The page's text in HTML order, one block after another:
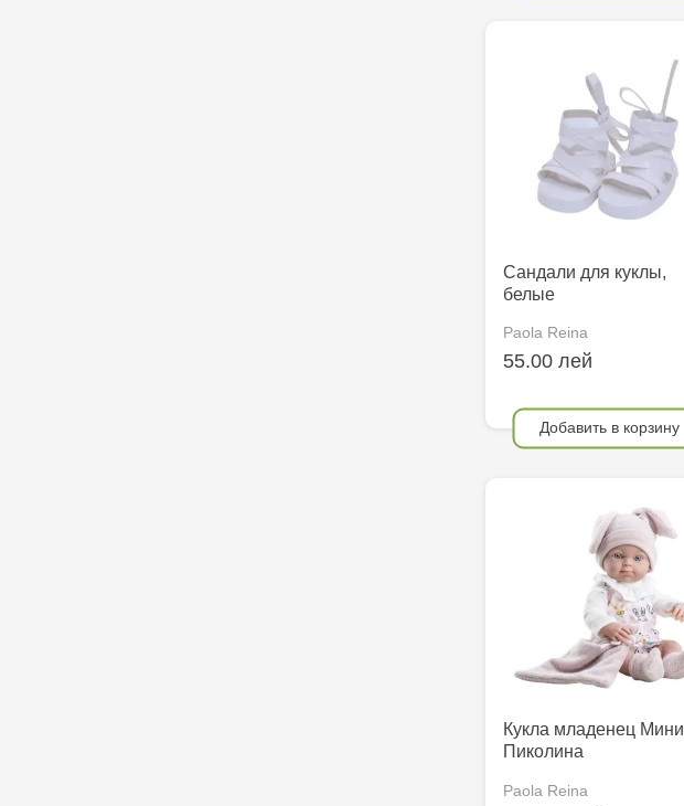
Сандали для куклы,
белые
Paola Reina
55.00 лей
Добавить в корзину
Кукла младенец Мини
Пиколина
Paola Reina